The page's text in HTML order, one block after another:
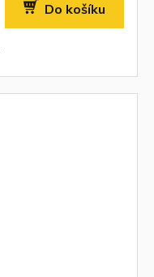
Do košíku